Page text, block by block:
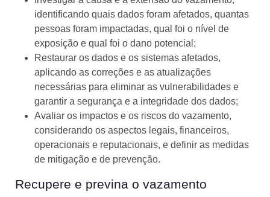
identificando quais dados foram afetados, quantas
pessoas foram impactadas, qual foi o nível de
exposição e qual foi o dano potencial;
Restaurar os dados e os sistemas afetados,
aplicando as correções e as atualizações
necessárias para eliminar as vulnerabilidades e
garantir a segurança e a integridade dos dados;
Avaliar os impactos e os riscos do vazamento,
considerando os aspectos legais, financeiros,
operacionais e reputacionais, e definir as medidas
de mitigação e de prevenção.
Recupere e previna o vazamento